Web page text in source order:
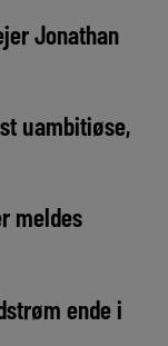
Jonathan
uambitiøse,
meldes
ende i